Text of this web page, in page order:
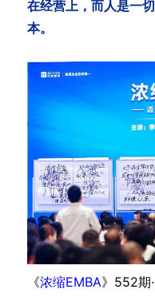
在经营上，而人是一
本。
《浓缩EMBA》552期